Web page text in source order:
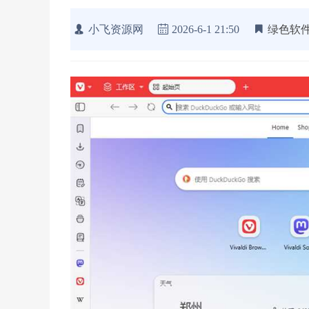
小飞资源网 2026-6-1 21:50 绿色软